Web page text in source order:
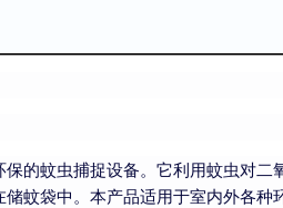
保的蚊虫捕捉设备。它利用蚊虫对
蚊袋中。本产品适用于室内外各